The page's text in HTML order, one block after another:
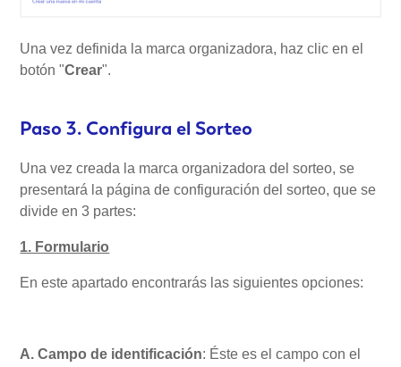
Una vez definida la marca organizadora, haz clic en el
botón "Crear".
Paso 3. Configura el Sorteo
Una vez creada la marca organizadora del sorteo, se
presentará la página de configuración del sorteo, que se
divide en 3 partes:
1. Formulario
En este apartado encontrarás las siguientes opciones:
A. Campo de identificación: Éste es el campo con el